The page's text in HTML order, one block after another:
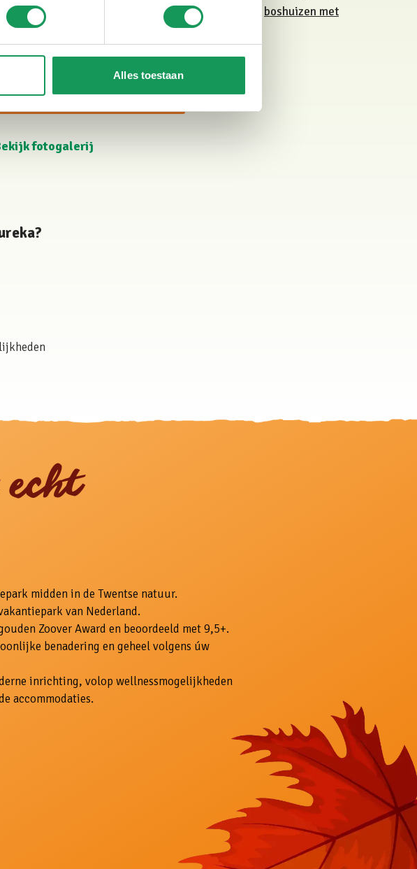
Alles toestaan
en klaar voor de volgende visdag. Bekijk hier onze boshuizen met
hier je Twentse visvakantie
fotogalerij
midden in de Twentse natuur.
van Nederland.
Zoover Award en beoordeeld met 9,5+.
benadering en geheel volgens úw
inrichting, volop wellnessmogelijkheden
accommodaties.